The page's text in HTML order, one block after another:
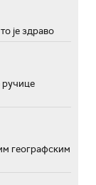
је здраво
ручице
географским